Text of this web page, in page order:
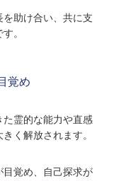
助け合い、共に支
。
覚め
た霊的な能力や直感
く解放されます。
覚め、自己探求が